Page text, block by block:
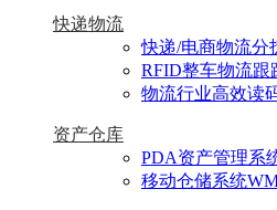
快递物流
快递/电商物流分
RFID整车物流跟
物流行业高效读
资产仓库
PDA资产管理系
移动仓储系统